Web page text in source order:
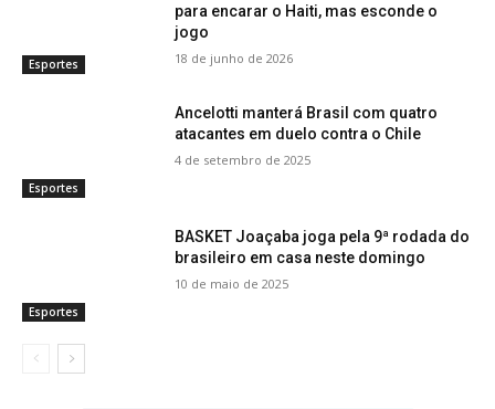
Esportes
para encarar o Haiti, mas esconde o
jogo
18 de junho de 2026
Esportes
Ancelotti manterá Brasil com quatro
atacantes em duelo contra o Chile
4 de setembro de 2025
Esportes
BASKET Joaçaba joga pela 9ª rodada do
brasileiro em casa neste domingo
10 de maio de 2025